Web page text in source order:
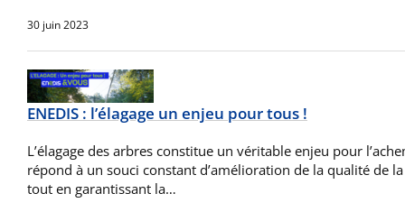
30 juin 2023
ENEDIS : l’élagage un enjeu pour tous !
L’élagage des arbres constitue un véritable enjeu pour
répond à un souci constant d’amélioration de la qualité de
tout en garantissant la…